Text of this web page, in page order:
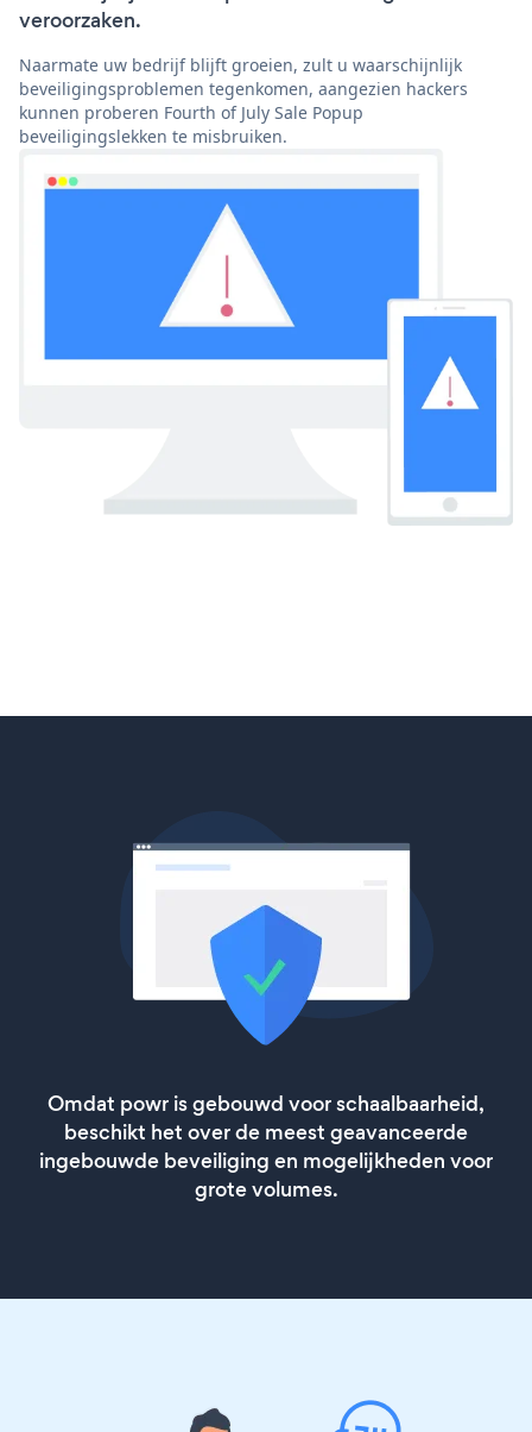
veroorzaken.
Naarmate uw bedrijf blijft groeien, zult u waarschijnlijk
beveiligingsproblemen tegenkomen, aangezien hackers
kunnen proberen Fourth of July Sale Popup
beveiligingslekken te misbruiken.
Omdat powr is gebouwd voor schaalbaarheid,
beschikt het over de meest geavanceerde
ingebouwde beveiliging en mogelijkheden voor
grote volumes.